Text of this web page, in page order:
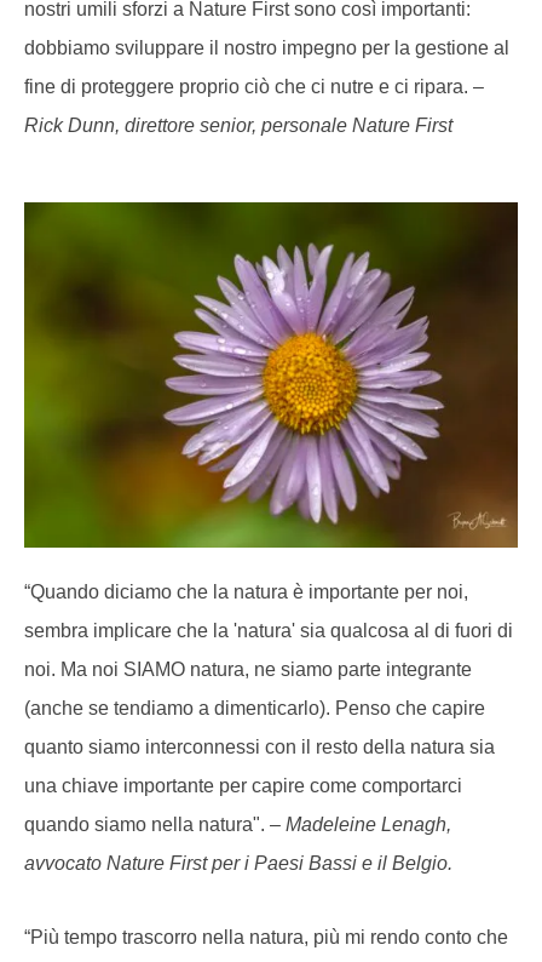
nostri umili sforzi a Nature First sono così importanti:
dobbiamo sviluppare il nostro impegno per la gestione al
fine di proteggere proprio ciò che ci nutre e ci ripara. –
Rick Dunn, direttore senior, personale Nature First
“Quando diciamo che la natura è importante per noi,
sembra implicare che la 'natura' sia qualcosa al di fuori di
noi. Ma noi SIAMO natura, ne siamo parte integrante
(anche se tendiamo a dimenticarlo). Penso che capire
quanto siamo interconnessi con il resto della natura sia
una chiave importante per capire come comportarci
quando siamo nella natura". – Madeleine Lenagh,
avvocato Nature First per i Paesi Bassi e il Belgio.
“Più tempo trascorro nella natura, più mi rendo conto che